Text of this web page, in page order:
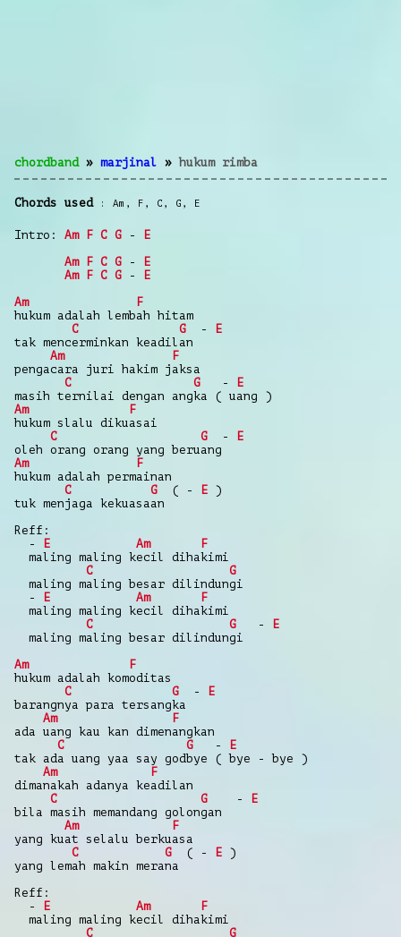
chordband» marjinal » hukum rimba
Chords used Am , F , C , G , E
Intro: Am F C G -
E
Am
F C G -
E
Am
F C G -
E
Am
F
hukum adalah lembah hitam
C
G -
E
tak mencerminkan keadilan
Am
F
pengacara juri hakim jaksa
C
G -
E
masih ternilai dengan angka ( uang )
Am
F
hukum slalu dikuasai
C
G -
E
oleh orang orang yang beruang
Am
F
hukum adalah permainan
C
G ( - E )
tuk menjaga kekuasaan
Reff:
-
E Am
F
maling maling kecil dihakimi
C
G
maling maling besar dilindungi
-
E Am
F
maling maling kecil dihakimi
C
G -
E
maling maling besar dilindungi
Am
F
hukum adalah komoditas
C
G -
E
barangnya para tersangka
Am
F
ada uang kau kan dimenangkan
C
G -
E
tak ada uang yaa say godbye ( bye - bye )
Am
F
dimanakah adanya keadilan
C
G -
E
bila masih memandang golongan
Am
F
yang kuat selalu berkuasa
C
G ( - E )
yang lemah makin merana
Reff:
-
E Am
F
maling maling kecil dihakimi
C
G